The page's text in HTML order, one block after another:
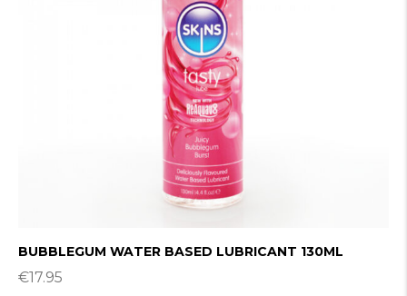
BUBBLEGUM WATER BASED LUBRICANT 130ML
€17.95